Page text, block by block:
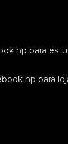
hp para
hp para